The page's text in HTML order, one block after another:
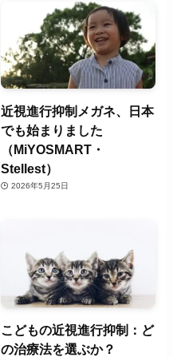
近視進行抑制メガネ、日本
でも始まりました
（MiYOSMART・
Stellest）
2026年5月25日
こどもの近視進行抑制：ど
の治療法を選ぶか？